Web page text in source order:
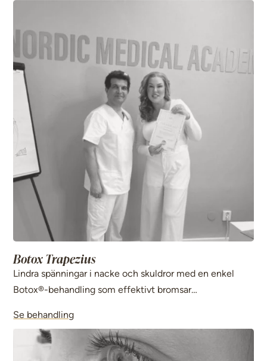
Botox Trapezius
Lindra spänningar i nacke och skuldror med en enkel
Botox®-behandling som effektivt bromsar
vardag.
Se behandling